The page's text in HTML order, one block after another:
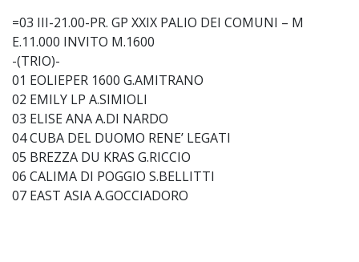
=03 III-21.00-PR. GP XXIX PALIO DEI COMUNI – M
E.11.000 INVITO M.1600
-(TRIO)-
01 EOLIEPER 1600 G.AMITRANO
02 EMILY LP A.SIMIOLI
03 ELISE ANA A.DI NARDO
04 CUBA DEL DUOMO RENE’ LEGATI
05 BREZZA DU KRAS G.RICCIO
06 CALIMA DI POGGIO S.BELLITTI
07 EAST ASIA A.GOCCIADORO